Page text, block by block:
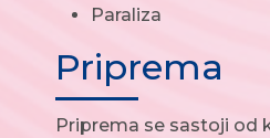
Paraliza
Priprema
Priprema se sastoji od